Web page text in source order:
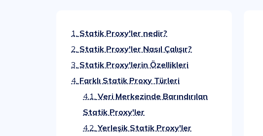
1. Statik Proxy'ler nedir?
2. Statik Proxy'ler Nasıl Çalışır?
3. Statik Proxy'lerin Özellikleri
4. Farklı Statik Proxy Türleri
4.1. Veri Merkezinde Barındırılan
Statik Proxy'ler
4.2. Yerleşik Statik Proxy'ler